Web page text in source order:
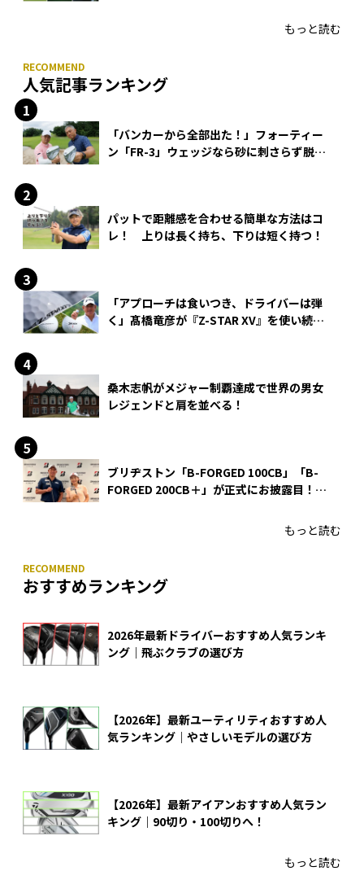
もっと読む
人気記事ランキング
「バンカーから全部出た！」フォーティー
ン「FR-3」ウェッジなら砂に刺さらず脱出
パットで距離感を合わせる簡単な方法はコ
レ！ 上りは長く持ち、下りは短く持つ！
「アプローチは食いつき、ドライバーは弾
く」髙橋竜彦が『Z-STAR XV』を使い続け
桑木志帆がメジャー制覇達成で世界の男女
レジェンドと肩を並べる！
ブリヂストン「B-FORGED 100CB」「B-
FORGED 200CB＋」が正式にお披露目！
もっと読む
おすすめランキング
2026年最新ドライバーおすすめ人気ランキ
ング｜飛ぶクラブの選び方
【2026年】最新ユーティリティおすすめ人
気ランキング｜やさしいモデルの選び方
【2026年】最新アイアンおすすめ人気ラン
キング｜90切り・100切りへ！
もっと読む